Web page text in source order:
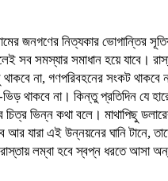
জনগণের নিত্যকার ভোগান্তির
সব সমস্যার সমাধান হয়ে যাবে।
না, গণপরিবহনের সংকট থাকবে
ভিড় থাকবে না। কিন্তু প্রতিদিন যে
চিত্র ভিন্ন কথা বলে। মাথাপিছু
যারা এই উন্নয়নের ঘানি টানে,
লম্বা হবে স্বপ্ন ধরতে আসা